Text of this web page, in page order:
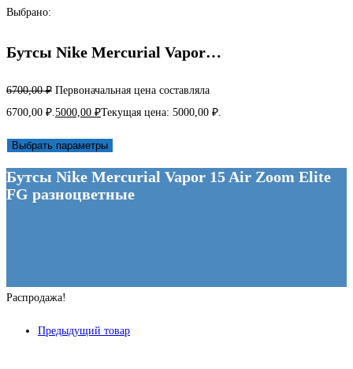
Выбрано:
Бутсы Nike Mercurial Vapor…
6700,00₽ Первоначальная цена составляла
6700,00 ₽.5000,00 ₽Текущая цена: 5000,00 ₽.
Выбрать параметры
Бутсы Nike Mercurial Vapor 15 Air Zoom Elite
FG разноцветные
Распродажа!
Предыдущий товар